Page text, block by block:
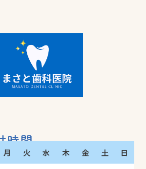
時間
月 火 水 木 金 土 日